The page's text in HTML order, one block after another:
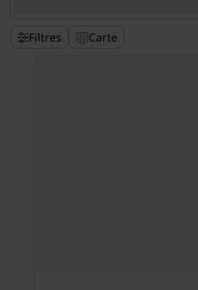
Filtres Carte